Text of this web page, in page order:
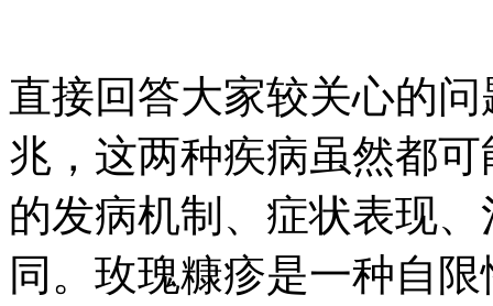
直接回答大家较关心的
兆，这两种疾病虽然都
的发病机制、症状表现
同。玫瑰糠疹是一种自